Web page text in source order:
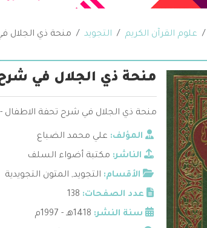
علوم القرآن الكريم التجويد منحة ذي الجلال
منحة ذي الجلال في
منحة ذي الجلال في شرح تحفة
المؤلف: علي محمد الضباع
الناشر: مكتبة أضواء السلف
الأقسام: التجويد, المتون التجويدية
عدد الصفحات: 138
سنة النشر: 1418هـ - 1997م